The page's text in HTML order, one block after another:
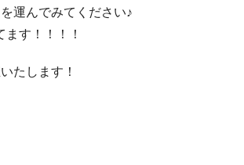
運んでみてください♪
す！！！！
たします！